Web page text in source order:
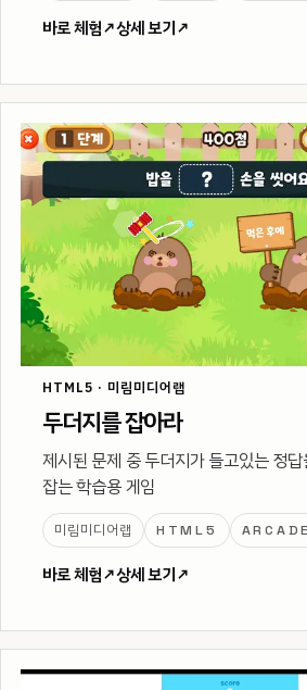
바로 체험↗상세 보기↗
HTML5 · 미림미디어랩
두더지를 잡아라
제시된 문제 중 두더지가 들고있는 정
잡는 학습용 게임
미림미디어랩 HTML5 ARCADE
바로 체험↗상세 보기↗